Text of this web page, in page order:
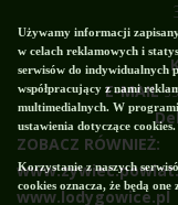
E-MAIL
ZOBACZ RÓWNIEŻ:
www.lodygowice.pl
Używamy informacji
w celach reklamowych i
serwisów do indywidualnych
współpracujący z nami
multimedialnych. W
ustawienia dotyczące cookies.
Korzystanie z naszych
cookies oznacza, że będą